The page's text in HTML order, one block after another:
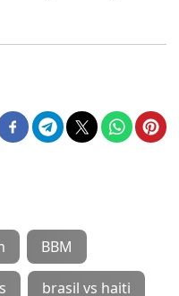
BBM
brasil vs haiti